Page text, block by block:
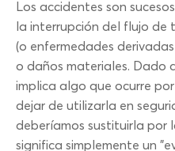
Los accidentes son
la interrupción del flujo de
(o enfermedades
o daños materiales. Dado
implica algo que ocurre
dejar de utilizarla en
deberíamos sustituirla por
significa simplemente un